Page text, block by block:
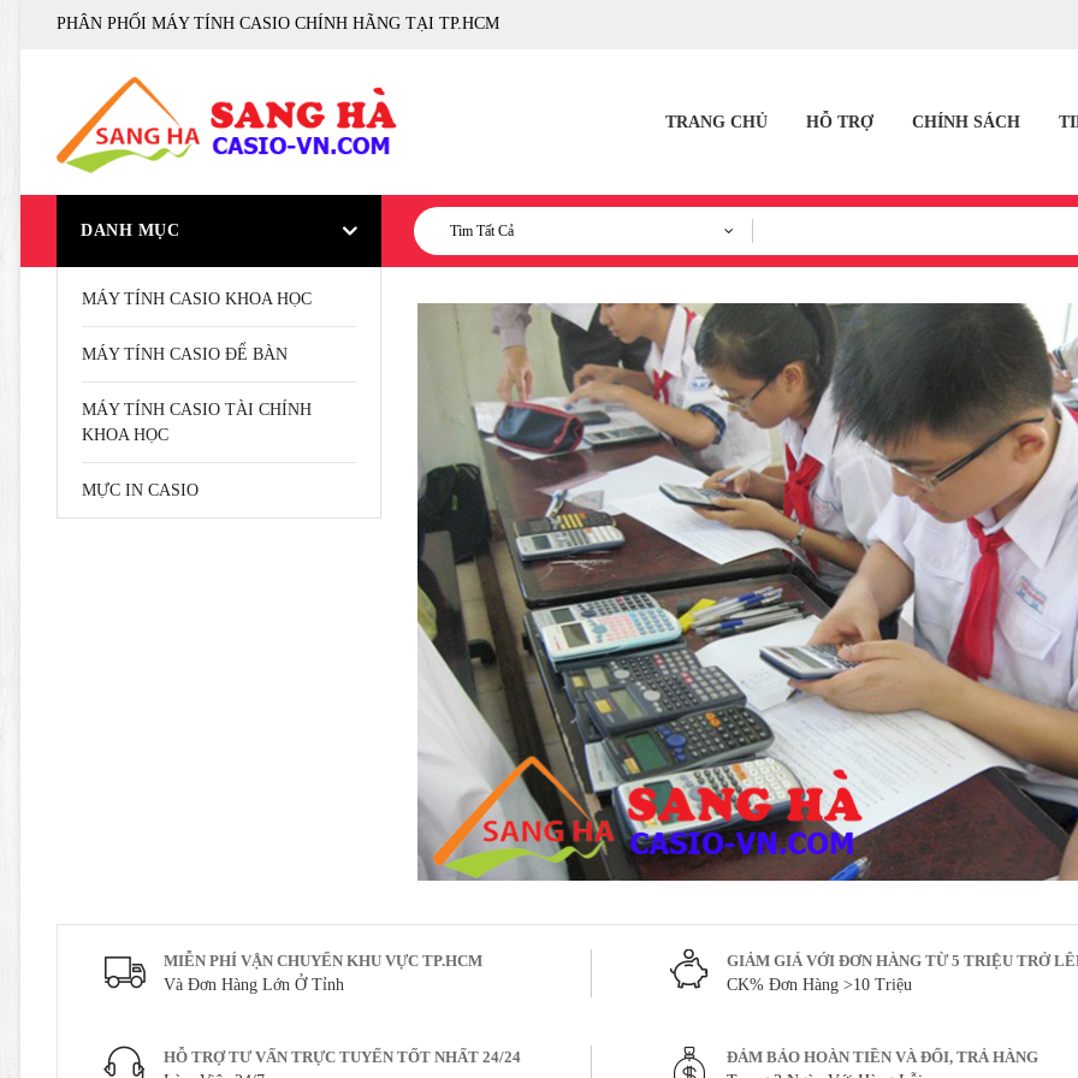
PHÂN PHỐI MÁY TÍNH CASIO CHÍNH HÃNG TẠI TP.HCM
TRANG CHỦ HỖ TRỢ CHÍNH SÁCH
DANH MỤC Tìm Tất Cả
MÁY TÍNH CASIO KHOA HỌC
MÁY TÍNH CASIO ĐỂ BÀN
MÁY TÍNH CASIO TÀI CHÍNH
KHOA HỌC
MỰC IN CASIO
MIỄN PHÍ VẬN CHUYỂN KHU VỰC TP.HCM
Và Đơn Hàng Lớn Ở Tỉnh
GIẢM GIÁ VỚI ĐƠN HÀNG TỪ 5 TRIỆU TRỞ
CK% Đơn Hàng >10 Triệu
HỖ TRỢ TƯ VẤN TRỰC TUYẾN TỐT NHẤT 24/24
ĐẢM BẢO HOÀN TIỀN VÀ ĐỔI, TRẢ HÀNG